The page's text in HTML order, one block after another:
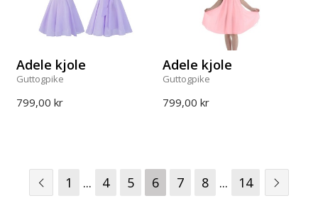
Adele kjole
Guttogpike
799,00 kr
Adele kjole
Guttogpike
799,00 kr
1 ... 4 5 6 7 8 ... 14